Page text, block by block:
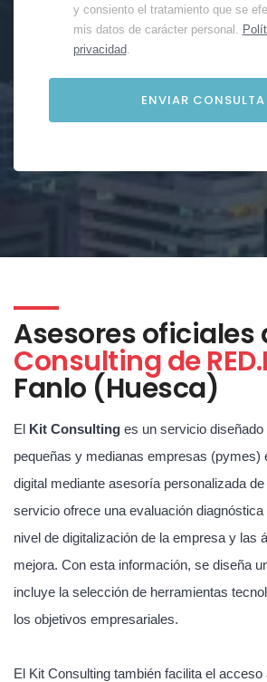
y consiento el tratamiento que se
mis datos de carácter personal.
privacidad.
Asesores oficiales
Consulting de
Fanlo (Huesca)
El Kit Consulting es un servicio
pequeñas y medianas empresas (pymes)
digital mediante asesoría personalizada
servicio ofrece una evaluación diagnóstica
nivel de digitalización de la empresa y las
mejora. Con esta información, se diseña
incluye la selección de herramientas
los objetivos empresariales.
El Kit Consulting también facilita el acceso